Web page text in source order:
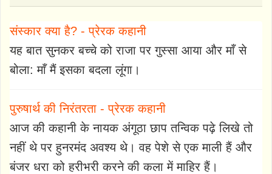
संस्कार क्या है? - प्रेरक कहानी
यह बात सुनकर बच्चे को राजा पर गुस्सा आया और माँ से
बोला: माँ मैं इसका बदला लूंगा।
पुरुषार्थ की निरंतरता - प्रेरक कहानी
आज की कहानी के नायक अंगूठा छाप तन्विक पढ़े लिखे तो
नहीं थे पर हुनरमंद अवश्य थे। वह पेशे से एक माली हैं और
बंजर धरा को हरीभरी करने की कला में माहिर हैं।